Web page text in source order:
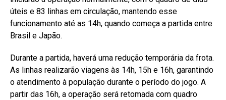
úteis e 83 linhas em circulação, mantendo esse
funcionamento até as 14h, quando começa a partida entre
Brasil e Japão.
Durante a partida, haverá uma redução temporária da frota.
As linhas realizarão viagens às 14h, 15h e 16h, garantindo
o atendimento à população durante o período do jogo. A
partir das 16h, a operação será retomada com quadro